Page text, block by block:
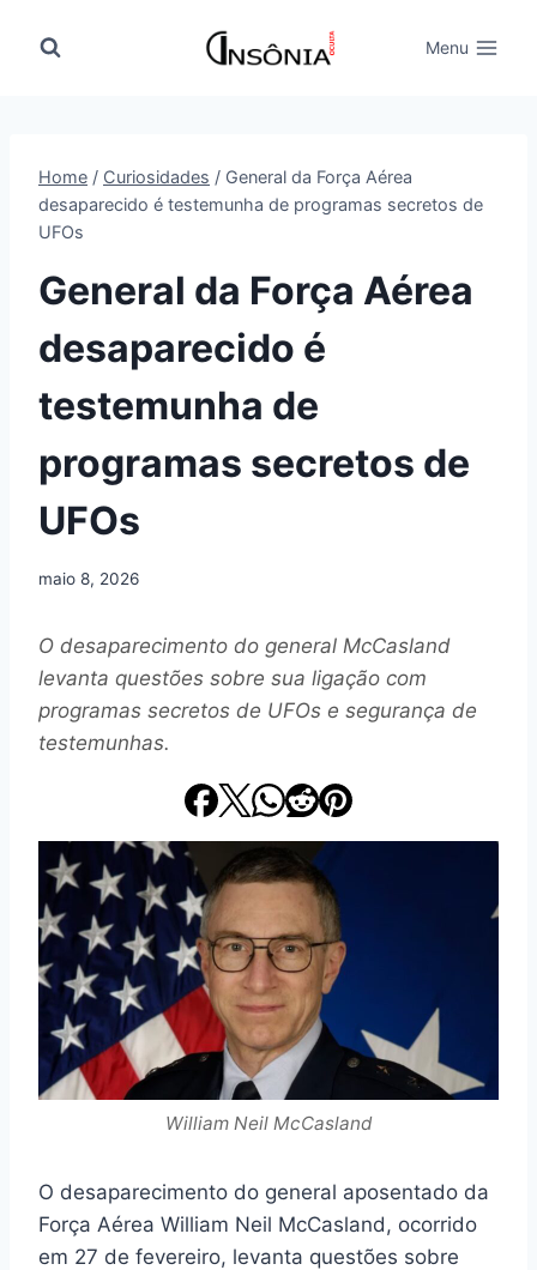
para
Menu
Home / Curiosidades / General da Força Aérea
desaparecido é testemunha de programas secretos de
UFOs
General da Força Aérea
desaparecido é
testemunha de
programas secretos de
UFOs
maio 8, 2026
O desaparecimento do general McCasland
levanta questões sobre sua ligação com
programas secretos de UFOs e segurança de
testemunhas.
William Neil McCasland
O desaparecimento do general aposentado da
Força Aérea William Neil McCasland, ocorrido
em 27 de fevereiro, levanta questões sobre